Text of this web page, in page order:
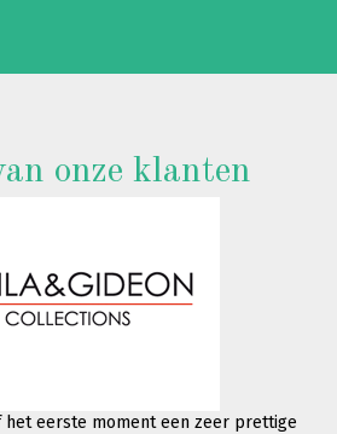
onze klanten
het eerste moment een zeer prettige